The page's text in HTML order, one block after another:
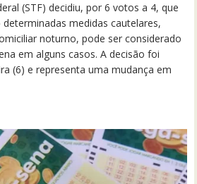
(STF) decidiu, por 6 votos a 4, que
medidas cautelares,
noturno, pode ser considerado
em alguns casos. A decisão foi
(6) e representa uma mudança em